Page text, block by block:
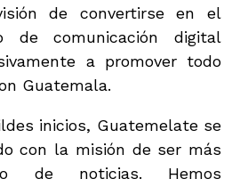
de convertirse en el
de comunicación digital
a promover todo
Guatemala.
inicios, Guatemelate se
con la misión de ser más
de noticias. Hemos